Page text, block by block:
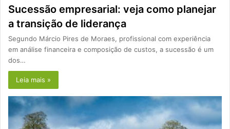
Sucessão empresarial: veja como planejar
a transição de liderança
Segundo Márcio Pires de Moraes, profissional com experiência
em análise financeira e composição de custos, a sucessão é um
dos…
Leia mais »